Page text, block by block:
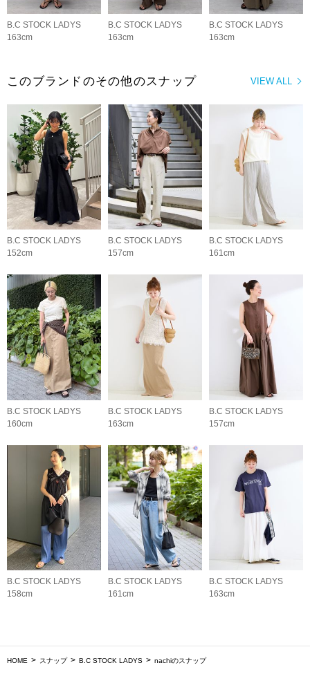
B.C STOCK LADYS
163cm
B.C STOCK LADYS
163cm
B.C STOCK LADYS
163cm
VIEW ALL
このブランドのその他のスナップ
B.C STOCK LADYS
152cm
B.C STOCK LADYS
157cm
B.C STOCK LADYS
161cm
B.C STOCK LADYS
160cm
B.C STOCK LADYS
163cm
B.C STOCK LADYS
157cm
B.C STOCK LADYS
158cm
B.C STOCK LADYS
161cm
B.C STOCK LADYS
163cm
HOME スナップ B.C STOCK LADYS nachiのスナップ